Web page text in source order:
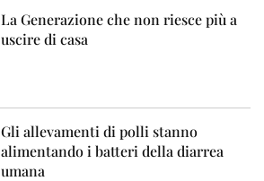
La Generazione che non riesce più a
uscire di casa
Gli allevamenti di polli stanno
alimentando i batteri della diarrea
umana